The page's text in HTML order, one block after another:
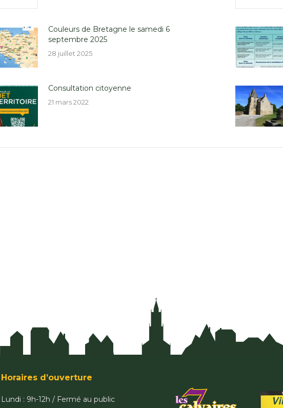
Couleurs de Bretagne le samedi 6
septembre 2025
28 juillet 2025
Consultation citoyenne
21 mars 2022
Horaires d’ouverture
Lundi : 9h-12h / Fermé au public